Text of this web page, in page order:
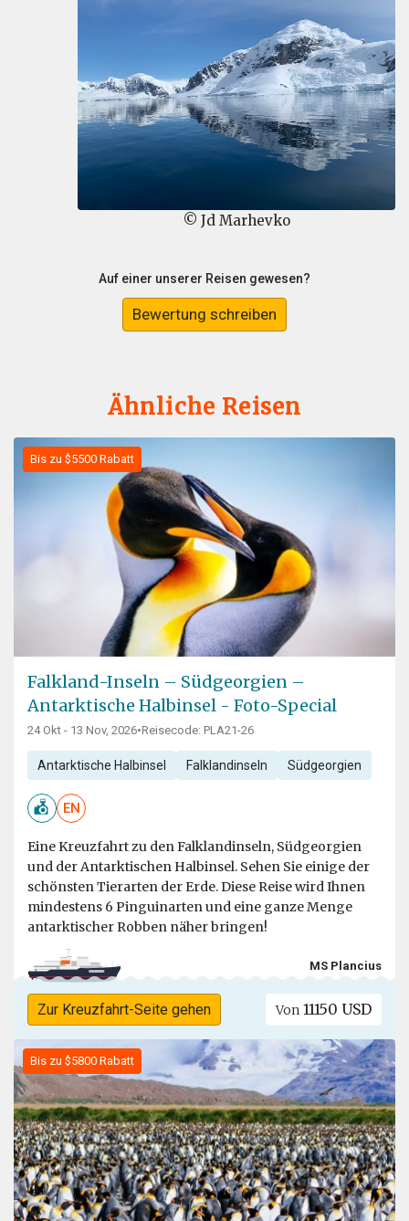
© Jd Marhevko
Auf einer unserer Reisen gewesen?
Bewertung schreiben
Ähnliche Reisen
Bis zu $5500 Rabatt
Falkland-Inseln – Südgeorgien –
Antarktische Halbinsel - Foto-Special
24 Okt - 13 Nov, 2026•Reisecode: PLA21-26
Antarktische Halbinsel Falklandinseln Südgeorgien
EN
Eine Kreuzfahrt zu den Falklandinseln, Südgeorgien
und der Antarktischen Halbinsel. Sehen Sie einige der
schönsten Tierarten der Erde. Diese Reise wird Ihnen
mindestens 6 Pinguinarten und eine ganze Menge
antarktischer Robben näher bringen!
MS Plancius
Zur Kreuzfahrt-Seite gehen Von 11150 USD
Bis zu $5800 Rabatt